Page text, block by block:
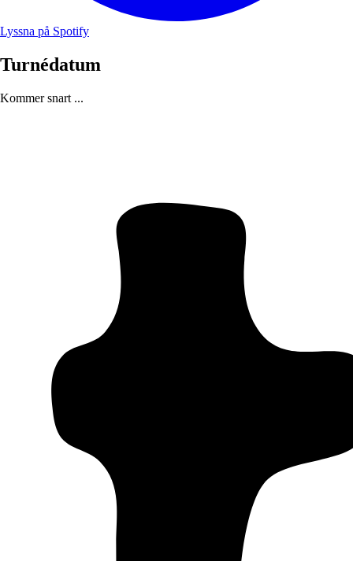
Lyssna på Spotify
Turnédatum
Kommer snart ...